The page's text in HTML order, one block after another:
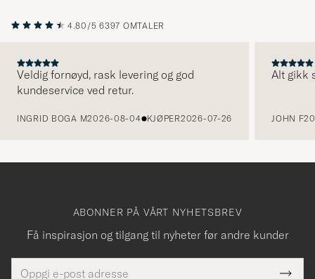
4.80/5 6397 OMTALER
Veldig fornøyd, rask levering og god
kundeservice ved retur.
INGRID BOGA M2026-08-04 KJØPER2026-07-26
Alt gikk
JOHN F
ABONNER PÅ VÅRT NYHETSBREV
Få inspirasjon og tilgang til nyheter før andre kunder
Tack